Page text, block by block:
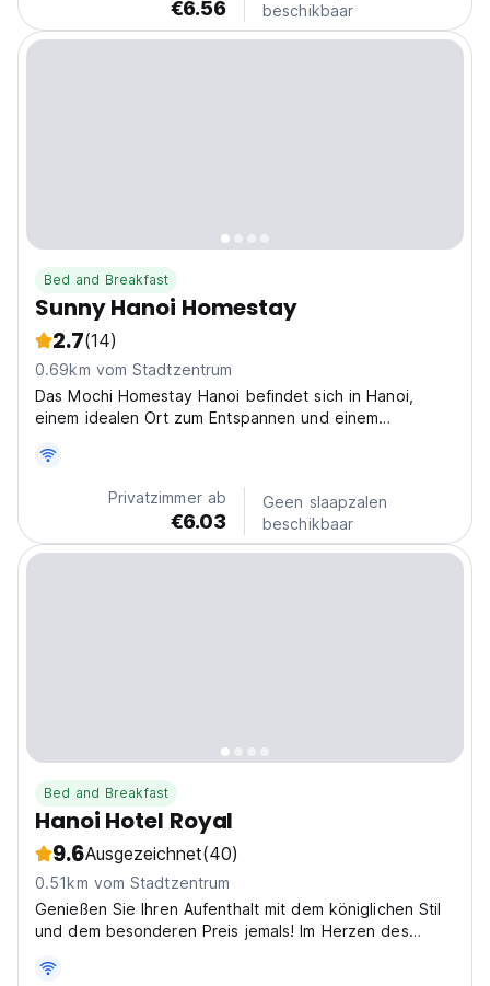
€6.56
beschikbaar
Bed and Breakfast
Sunny Hanoi Homestay
2.7(14)
0.69km vom Stadtzentrum
Das Mochi Homestay Hanoi befindet sich in Hanoi,
einem idealen Ort zum Entspannen und einem
Privatzimmer ab
€6.03
Geen slaapzalen
beschikbaar
Bed and Breakfast
Hanoi Hotel Royal
9.6Ausgezeichnet(40)
0.51km vom Stadtzentrum
Genießen Sie Ihren Aufenthalt mit dem königlichen Stil
und dem besonderen Preis jemals! Im Herzen des
lokale Lebensmittel zu genießen, attraktive Orte zu